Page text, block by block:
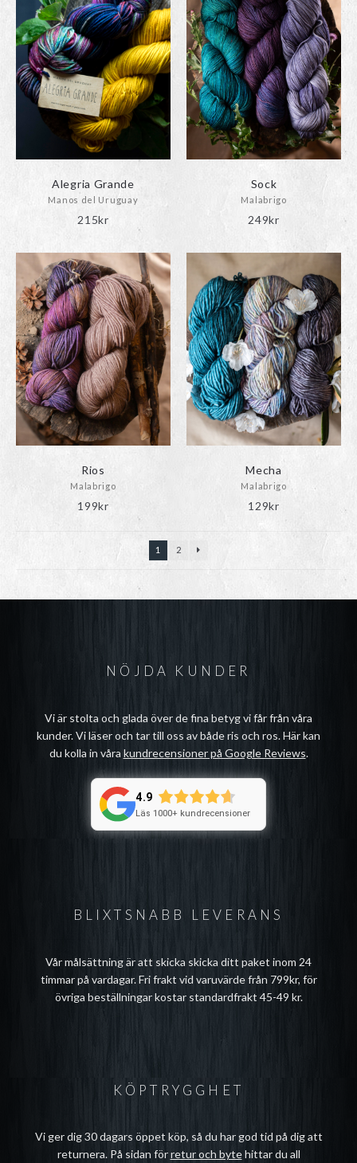
Alegria Grande
Manos del Uruguay
215kr
Sock
Malabrigo
249kr
Rios
Malabrigo
199kr
Mecha
Malabrigo
129kr
1 2
BLIXTSNABB LEVERANS
Vår målsättning är att skicka skicka ditt paket inom 24
timmar på vardagar. Fri frakt vid varuvärde från 799kr, för
övriga beställningar kostar standardfrakt 45-49 kr.
NÖJDA KUNDER
Vi är stolta och glada över de fina betyg vi får från våra
kunder. Vi läser och tar till oss av både ris och ros. Här kan
du kolla in våra kundrecensioner på Google Reviews.
4.9
Läs 1000+ kundrecensioner
KÖPTRYGGHET
Vi ger dig 30 dagars öppet köp, så du har god tid på dig att
returnera. På sidan förretur och bytehittar du all